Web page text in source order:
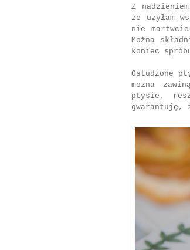
Z
że użyłam
nie
Można
koniec
Ostudzone
można
ptysie,
gwarantuję,